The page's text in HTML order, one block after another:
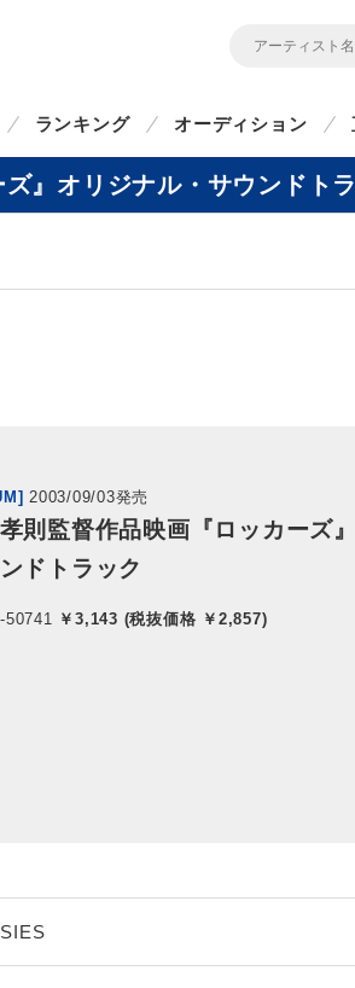
ランキング オーディション
』オリジナル・サウンドト
2003/09/03発売
則監督作品映画『ロッカーズ
ドトラック
50741 ￥3,143 (税抜価格 ￥2,857)